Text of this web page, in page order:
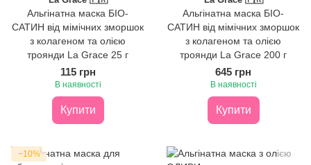
Альгінатна маска БІО-
САТИН від мімічних зморшок
з колагеном та олією
троянди La Grace 25 г
115 грн
В наявності
Купити
Альгінатна маска БІО-
САТИН від мімічних зморшок
з колагеном та олією
троянди La Grace 200 г
645 грн
В наявності
Купити
−10%